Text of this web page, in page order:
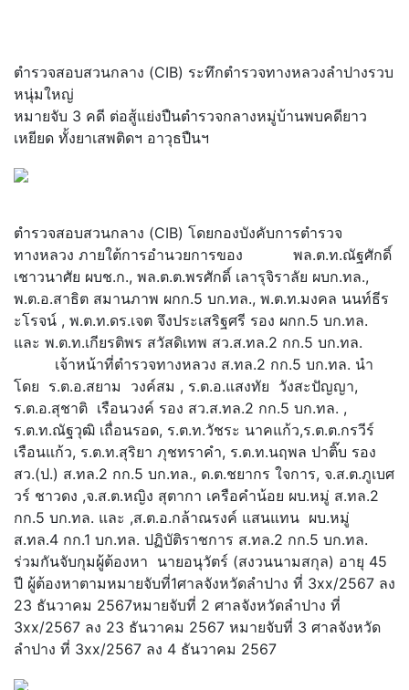
ตำรวจสอบสวนกลาง (CIB) ระทึกตำรวจทางหลวงลำปางรวบ
หนุ่มใหญ่
หมายจับ 3 คดี ต่อสู้แย่งปืนตำรวจกลางหมู่บ้านพบคดียาว
เหยียด ทั้งยาเสพติดฯ อาวุธปืนฯ
ตำรวจสอบสวนกลาง (CIB) โดยกองบังคับการตำรวจ
ทางหลวง ภายใต้การอำนวยการของ พล.ต.ท.ณัฐศักดิ์
เชาวนาศัย ผบช.ก., พล.ต.ต.พรศักดิ์ เลารุจิราลัย ผบก.ทล.,
พ.ต.อ.สาธิต สมานภาพ ผกก.5 บก.ทล., พ.ต.ท.มงคล นนท์ธีร
ะโรจน์ , พ.ต.ท.ดร.เจต จึงประเสริฐศรี รอง ผกก.5 บก.ทล.
และ พ.ต.ท.เกียรติพร สวัสดิเทพ สว.ส.ทล.2 กก.5 บก.ทล.
เจ้าหน้าที่ตำรวจทางหลวง ส.ทล.2 กก.5 บก.ทล. นำ
โดย ร.ต.อ.สยาม วงค์สม , ร.ต.อ.แสงทัย วังสะปัญญา,
ร.ต.อ.สุชาติ เรือนวงค์ รอง สว.ส.ทล.2 กก.5 บก.ทล. ,
ร.ต.ท.ณัฐวุฒิ เถื่อนรอด, ร.ต.ท.วัชระ นาคแก้ว,ร.ต.ต.กรวีร์
เรือนแก้ว, ร.ต.ท.สุริยา ภุชทราคำ, ร.ต.ท.นฤพล ปาติ๊บ รอง
สว.(ป.) ส.ทล.2 กก.5 บก.ทล., ด.ต.ชยากร ใจการ, จ.ส.ต.ภูเบศ
วร์ ชาวดง ,จ.ส.ต.หญิง สุตากา เครือคำน้อย ผบ.หมู่ ส.ทล.2
กก.5 บก.ทล. และ ,ส.ต.อ.กล้าณรงค์ แสนแทน ผบ.หมู่
ส.ทล.4 กก.1 บก.ทล. ปฏิบัติราชการ ส.ทล.2 กก.5 บก.ทล.
ร่วมกันจับกุมผู้ต้องหา นายอนุวัตร์ (สงวนนามสกุล) อายุ 45
ปี ผู้ต้องหาตามหมายจับที่1ศาลจังหวัดลำปาง ที่ 3xx/2567 ลง
23 ธันวาคม 2567หมายจับที่ 2 ศาลจังหวัดลำปาง ที่
3xx/2567 ลง 23 ธันวาคม 2567 หมายจับที่ 3 ศาลจังหวัด
ลำปาง ที่ 3xx/2567 ลง 4 ธันวาคม 2567